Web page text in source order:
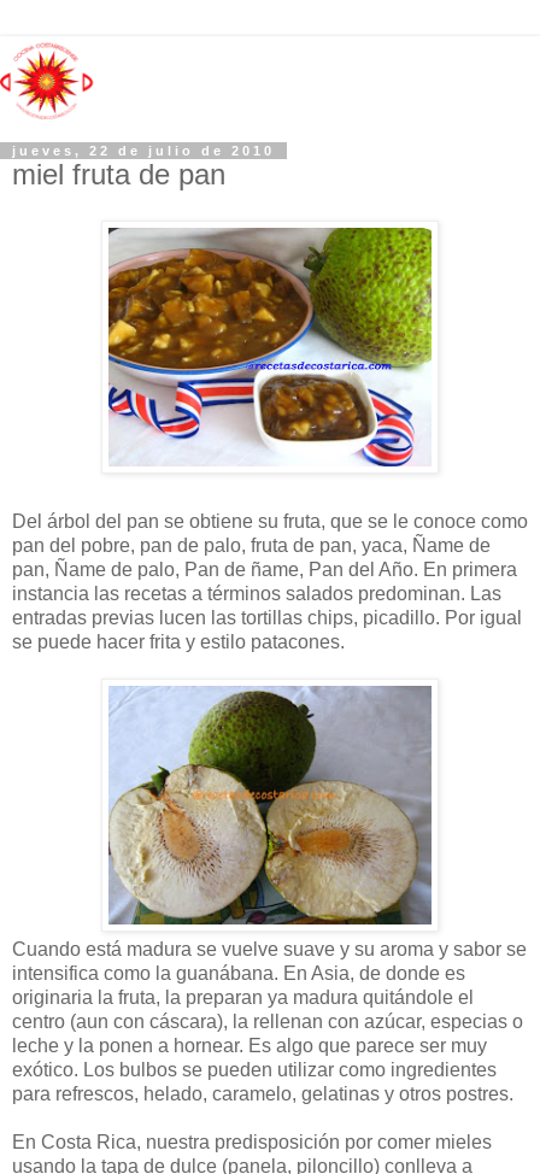
jueves, 22 de julio de 2010
miel fruta de pan
Del árbol del pan se obtiene su fruta, que se le conoce como
pan del pobre, pan de palo, fruta de pan, yaca, Ñame de
pan, Ñame de palo, Pan de ñame, Pan del Año. En primera
instancia las recetas a términos salados predominan. Las
entradas previas lucen las tortillas chips, picadillo. Por igual
se puede hacer frita y estilo patacones.
Cuando está madura se vuelve suave y su aroma y sabor se
intensifica como la guanábana. En Asia, de donde es
originaria la fruta, la preparan ya madura quitándole el
centro (aun con cáscara), la rellenan con azúcar, especias o
leche y la ponen a hornear. Es algo que parece ser muy
exótico. Los bulbos se pueden utilizar como ingredientes
para refrescos, helado, caramelo, gelatinas y otros postres.
En Costa Rica, nuestra predisposición por comer mieles
usando la tapa de dulce (panela, piloncillo) conlleva a